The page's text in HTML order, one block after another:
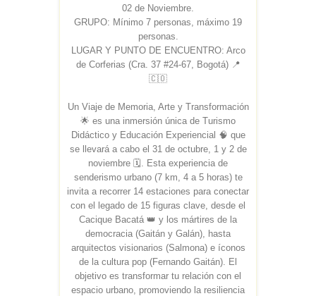
02 de Noviembre.
GRUPO: Mínimo 7 personas, máximo 19
personas.
LUGAR Y PUNTO DE ENCUENTRO: Arco
de Corferias (Cra. 37 #24-67, Bogotá) 📍
🇨🇴
Un Viaje de Memoria, Arte y Transformación
🌟 es una inmersión única de Turismo
Didáctico y Educación Experiencial 🧠 que
se llevará a cabo el 31 de octubre, 1 y 2 de
noviembre 🗓️. Esta experiencia de
senderismo urbano (7 km, 4 a 5 horas) te
invita a recorrer 14 estaciones para conectar
con el legado de 15 figuras clave, desde el
Cacique Bacatá 👑 y los mártires de la
democracia (Gaitán y Galán), hasta
arquitectos visionarios (Salmona) e íconos
de la cultura pop (Fernando Gaitán). El
objetivo es transformar tu relación con el
espacio urbano, promoviendo la resiliencia